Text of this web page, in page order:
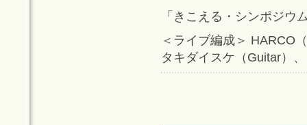
「きこえる・シンポジウ
＜ライブ編成＞ HARCO
タキダイスケ（Guitar）